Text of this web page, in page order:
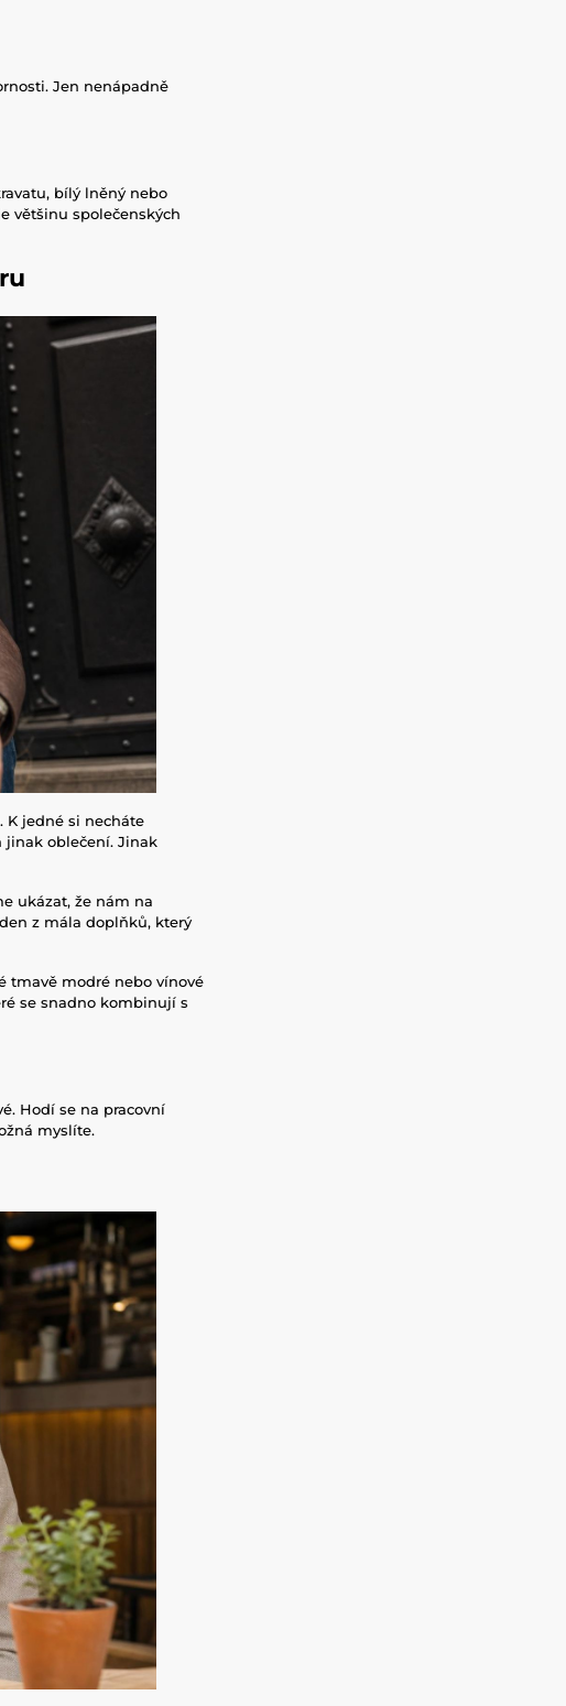
Jen nenápadně
bílý lněný nebo
většinu společenských
K jedné si necháte
jinak oblečení. Jinak
ukázat, že nám na
z mála doplňků, který
tmavě modré nebo vínové
se snadno kombinují s
Hodí se na pracovní
myslíte.